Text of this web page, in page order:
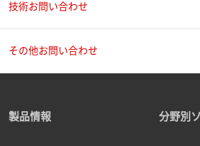
技術お問い合わせ
その他お問い合わせ
製品情報 分野別